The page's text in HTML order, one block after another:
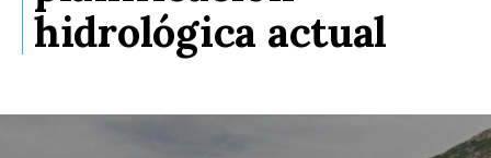
hidrológica actual